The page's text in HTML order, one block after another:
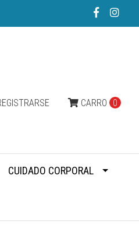
CARRO 0
CUIDADO CORPORAL